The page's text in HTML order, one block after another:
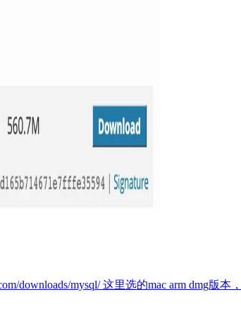
downloads/mysql/ 这里选的mac arm dmg版